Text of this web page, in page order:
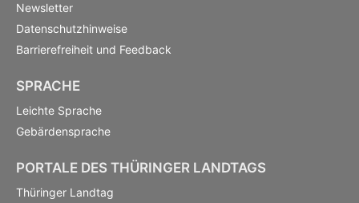
Newsletter
Datenschutzhinweise
Barrierefreiheit und Feedback
SPRACHE
Leichte Sprache
Gebärdensprache
PORTALE DES THÜRINGER LANDTAGS
Thüringer Landtag